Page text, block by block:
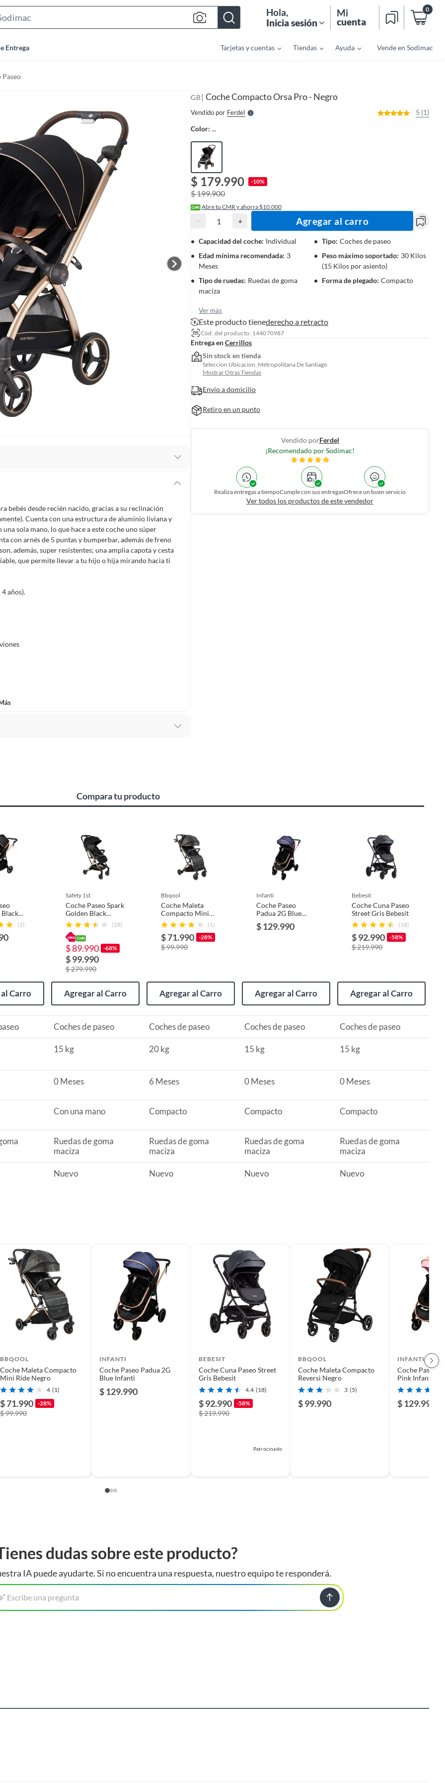
r
Hola,
Inicia sesión
Mi
cuenta
0
Entrega Tarjetas y cuentas Tiendas Ayuda Vende en Sodimac
Paseo
intactos y sin uso, tal como te lo entregamos. Ten
deteriorarse o caducar con rapidez.
. Debe estar en perfecto estado, con todas sus
electrónica, por ejemplo, cupones de experiencia o
reparados, abiertos, de segunda selección,
en esa condición a un precio reducido.
entre otros análogos.
bebés desde recién nacido, gracias a su reclinación
Cuenta con una estructura de aluminio liviana y
sola mano, lo que hace a este coche uno súper
con arnés de 5 puntas y bumperbar, además de freno
además, super resistentes; una amplia capota y cesta
que permite llevar a tu hijo o hija mirando hacia ti
años).
(15 Kilos por asiento)
cm
protección removible (extraíble)
ajustable,Protección UV,Impermeable
goma maciza
GB| Coche Compacto Orsa Pro - Negro
Vendido por Ferdel S
l
l
5 (1)
Color: ...
$ 179.990 -10%
$ 199.900
Abre tu CMR y ahorra $10.000
− + Agregar al carro
Capacidad del coche: Individual Tipo: Coches de paseo
Edad mínima recomendada: 3
Meses
Peso máximo soportado: 30 Kilos
(15 Kilos por asiento)
Tipo de ruedas: Ruedas de goma
maciza
Forma de plegado: Compacto
Ver más
Este producto tienederecho a retracto
Cód. del producto: 144070987
Entrega enCerrillos
Sin stock en tienda
Seleccion Ubicacion, Metropolitana De Santiago
Mostrar Otras Tiendas
Envío a domicilio
Retiro en un punto
Vendido porFerdel
¡Recomendado por Sodimac!
Realiza entregas a tiempoCumple con sus entregasOfrece un buen servicio
Ver todos los productos de este vendedor
Compara tu producto
Black
(2)
Carro
safety 1st
Coche Paseo Spark
Golden Black
Safety 1St
(28)
$ 89.990 -68%
$ 99.990
$ 279.990
Agregar al Carro
bbqool
Coche Maleta
Compacto Mini
Ride Negro
(1)
$ 71.990 -28%
$ 99.990
Agregar al Carro
infanti
Coche Paseo
Padua 2G Blue
Infanti
$ 129.990
Agregar al Carro
bebesit
Coche Cuna Paseo
Street Gris Bebesit
(18)
$ 92.990 -58%
$ 219.990
Agregar al Carro
Coches de paseo Coches de paseo Coches de paseo Coches de paseo
15 kg 20 kg 15 kg 15 kg
0 Meses 6 Meses 0 Meses 0 Meses
Con una mano Compacto Compacto Compacto
Ruedas de goma
maciza
Ruedas de goma
maciza
Ruedas de goma
maciza
Ruedas de goma
maciza
Nuevo Nuevo Nuevo Nuevo
BBQOOL
Coche Maleta Compacto
Mini Ride Negro
4 (1)
$ 71.990 -28%
$ 99.990
INFANTI
Coche Paseo Padua 2G
Blue Infanti
$ 129.990
BEBESIT
Coche Cuna Paseo Street
Gris Bebesit
4.4 (18)
$ 92.990 -58%
$ 219.990
Patrocinado
BBQOOL
Coche Maleta Compacto
Reversi Negro
3 (5)
$ 99.990
INFANTI
Coche Paseo
Pink Infanti
$ 129.990
dudas sobre este producto?
IA puede ayudarte. Si no encuentra una respuesta, nuestro equipo te responderá.
Escribe una pregunta